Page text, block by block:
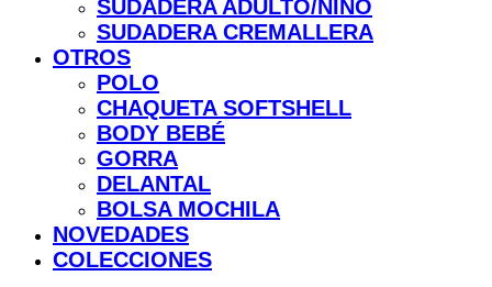
SUDADERA ADULTO/NIÑO
SUDADERA CREMALLERA
OTROS
POLO
CHAQUETA SOFTSHELL
BODY BEBÉ
GORRA
DELANTAL
BOLSA MOCHILA
NOVEDADES
COLECCIONES